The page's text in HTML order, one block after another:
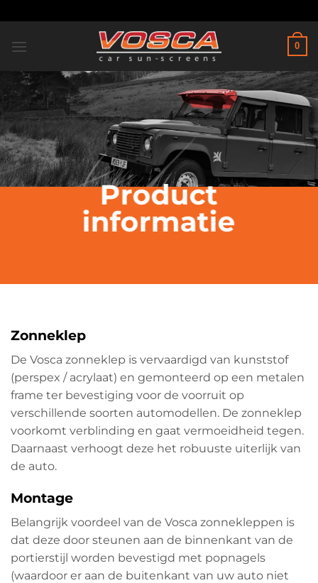
naar
inhoud
0
Product
informatie
Zonneklep
De Vosca zonneklep is vervaardigd van kunststof
(perspex / acrylaat) en gemonteerd op een metalen
frame ter bevestiging voor de voorruit op
verschillende soorten automodellen. De zonneklep
voorkomt verblinding en gaat vermoeidheid tegen.
Daarnaast verhoogt deze het robuuste uiterlijk van
de auto.
Montage
Belangrijk voordeel van de Vosca zonnekleppen is
dat deze door steunen aan de binnenkant van de
portierstijl worden bevestigd met popnagels
(waardoor er aan de buitenkant van uw auto niet